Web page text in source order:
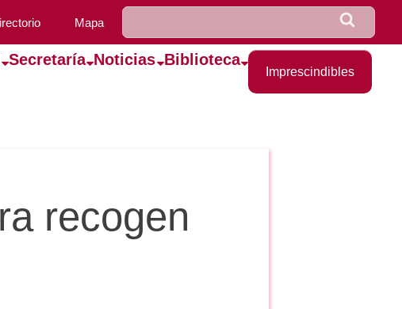
Mapa
Secretaría Noticias Biblioteca
Imprescindibles
recogen